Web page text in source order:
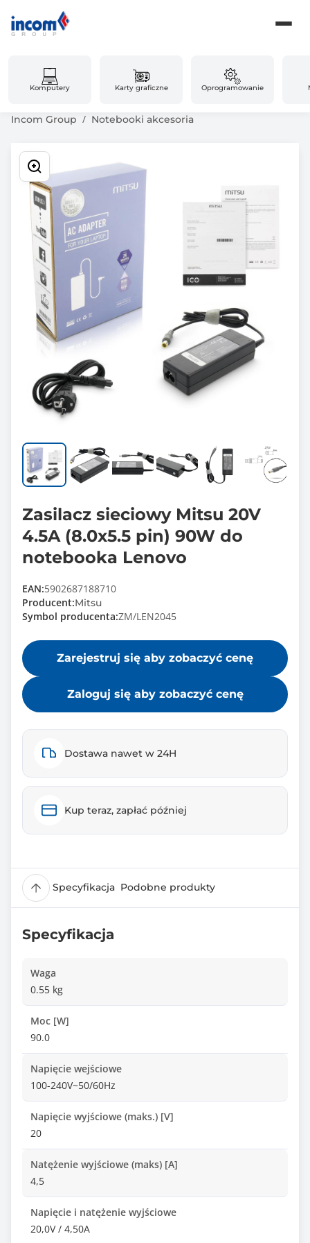
Komputery Karty graficzne Oprogramowanie
Incom Group Notebooki akcesoria
Zasilacz sieciowy Mitsu 20V
4.5A (8.0x5.5 pin) 90W do
notebooka Lenovo
EAN:5902687188710
Producent:Mitsu
Symbol producenta:ZM/LEN2045
Zarejestruj się aby zobaczyć cenę
Zaloguj się aby zobaczyć cenę
Dostawa nawet w 24H
Kup teraz, zapłać później
Specyfikacja Podobne produkty
Specyfikacja
Waga
0.55 kg
Moc [W]
90.0
Napięcie wejściowe
100-240V~50/60Hz
Napięcie wyjściowe (maks.) [V]
20
Natężenie wyjściowe (maks) [A]
4,5
Napięcie i natężenie wyjściowe
20,0V / 4,50A